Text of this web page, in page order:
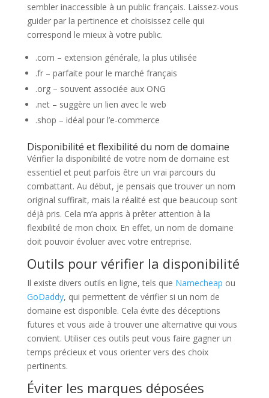
sembler inaccessible à un public français. Laissez-vous
guider par la pertinence et choisissez celle qui
correspond le mieux à votre public.
.com – extension générale, la plus utilisée
.fr – parfaite pour le marché français
.org – souvent associée aux ONG
.net – suggère un lien avec le web
.shop – idéal pour l’e-commerce
Disponibilité et flexibilité du nom de domaine
Vérifier la disponibilité de votre nom de domaine est
essentiel et peut parfois être un vrai parcours du
combattant. Au début, je pensais que trouver un nom
original suffirait, mais la réalité est que beaucoup sont
déjà pris. Cela m’a appris à prêter attention à la
flexibilité de mon choix. En effet, un nom de domaine
doit pouvoir évoluer avec votre entreprise.
Outils pour vérifier la disponibilité
Il existe divers outils en ligne, tels que Namecheap ou
GoDaddy, qui permettent de vérifier si un nom de
domaine est disponible. Cela évite des déceptions
futures et vous aide à trouver une alternative qui vous
convient. Utiliser ces outils peut vous faire gagner un
temps précieux et vous orienter vers des choix
pertinents.
Éviter les marques déposées